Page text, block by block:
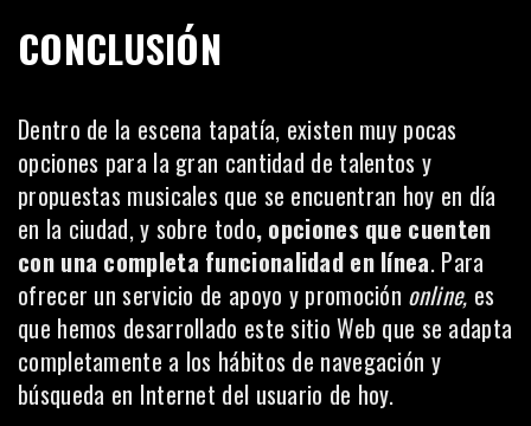
CONCLUSIÓN
Dentro de la escena tapatía, existen muy pocas
opciones para la gran cantidad de talentos y
propuestas musicales que se encuentran hoy en día
en la ciudad, y sobre todo, opciones que cuenten
con una completa funcionalidad en línea. Para
ofrecer un servicio de apoyo y promoción online, es
que hemos desarrollado este sitio Web que se adapta
completamente a los hábitos de navegación y
búsqueda en Internet del usuario de hoy.